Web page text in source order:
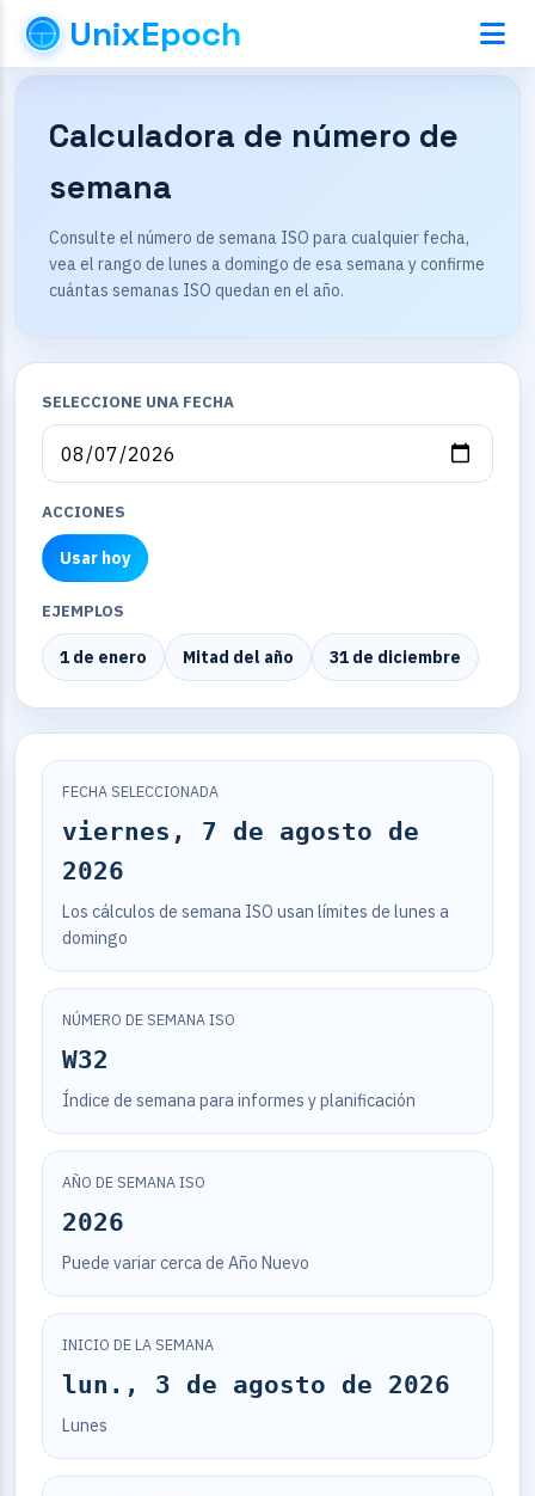
UnixEpoch
Calculadora de número de
semana
Consulte el número de semana ISO para cualquier fecha,
vea el rango de lunes a domingo de esa semana y confirme
cuántas semanas ISO quedan en el año.
SELECCIONE UNA FECHA
ACCIONES
Usar hoy
EJEMPLOS
1 de enero Mitad del año 31 de diciembre
FECHA SELECCIONADA
viernes, 7 de agosto de
2026
Los cálculos de semana ISO usan límites de lunes a
domingo
NÚMERO DE SEMANA ISO
W32
Índice de semana para informes y planificación
AÑO DE SEMANA ISO
2026
Puede variar cerca de Año Nuevo
INICIO DE LA SEMANA
lun., 3 de agosto de 2026
Lunes